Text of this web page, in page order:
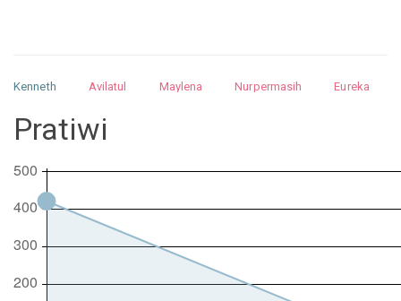
Kenneth Avilatul Maylena Nurpermasih
Eureka
Nurhilman
Pathin
Pratiwi